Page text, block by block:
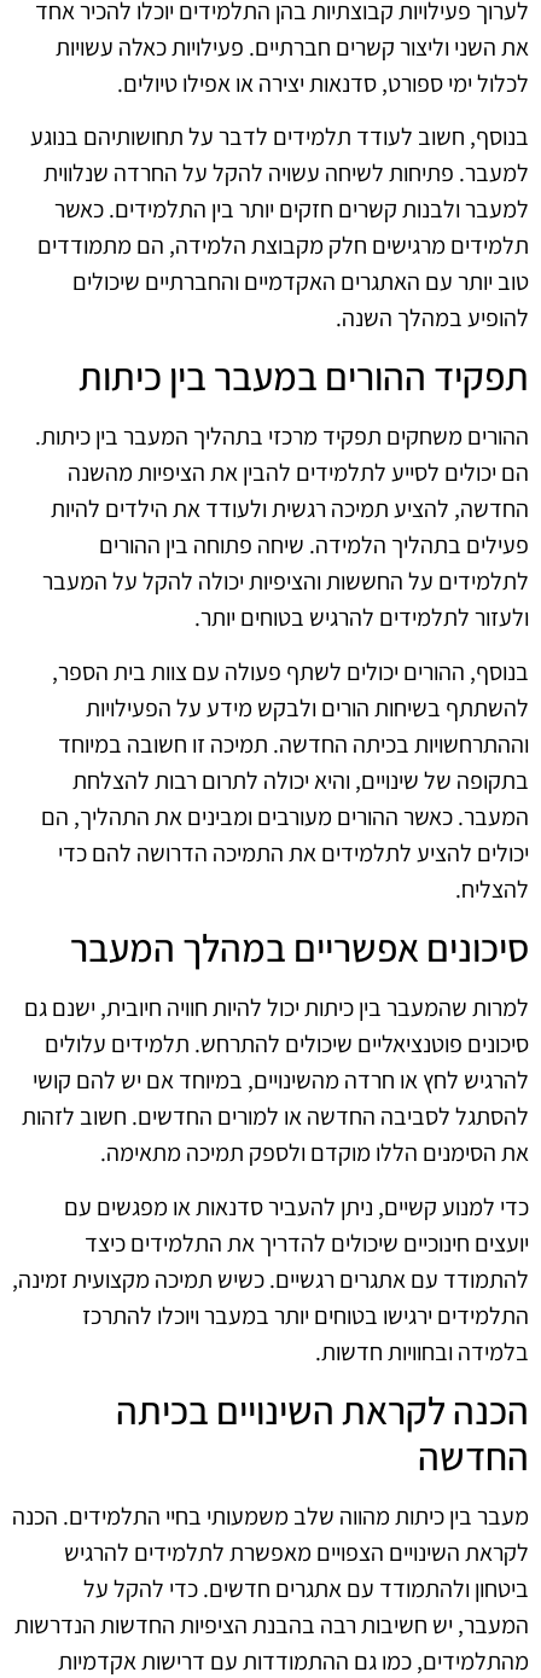
לערוך פעילויות קבוצתיות בהן התלמידים יוכלו להכיר אחד
את השני וליצור קשרים חברתיים. פעילויות כאלה עשויות
לכלול ימי ספורט, סדנאות יצירה או אפילו טיולים.
בנוסף, חשוב לעודד תלמידים לדבר על תחושותיהם בנוגע
למעבר. פתיחות לשיחה עשויה להקל על החרדה שנלווית
למעבר ולבנות קשרים חזקים יותר בין התלמידים. כאשר
תלמידים מרגישים חלק מקבוצת הלמידה, הם מתמודדים
טוב יותר עם האתגרים האקדמיים והחברתיים שיכולים
להופיע במהלך השנה.
תפקיד ההורים במעבר בין כיתות
ההורים משחקים תפקיד מרכזי בתהליך המעבר בין כיתות.
הם יכולים לסייע לתלמידים להבין את הציפיות מהשנה
החדשה, להציע תמיכה רגשית ולעודד את הילדים להיות
פעילים בתהליך הלמידה. שיחה פתוחה בין ההורים
לתלמידים על החששות והציפיות יכולה להקל על המעבר
ולעזור לתלמידים להרגיש בטוחים יותר.
בנוסף, ההורים יכולים לשתף פעולה עם צוות בית הספר,
להשתתף בשיחות הורים ולבקש מידע על הפעילויות
וההתרחשויות בכיתה החדשה. תמיכה זו חשובה במיוחד
בתקופה של שינויים, והיא יכולה לתרום רבות להצלחת
המעבר. כאשר ההורים מעורבים ומבינים את התהליך, הם
יכולים להציע לתלמידים את התמיכה הדרושה להם כדי
להצליח.
סיכונים אפשריים במהלך המעבר
למרות שהמעבר בין כיתות יכול להיות חוויה חיובית, ישנם גם
סיכונים פוטנציאליים שיכולים להתרחש. תלמידים עלולים
להרגיש לחץ או חרדה מהשינויים, במיוחד אם יש להם קושי
להסתגל לסביבה החדשה או למורים החדשים. חשוב לזהות
את הסימנים הללו מוקדם ולספק תמיכה מתאימה.
כדי למנוע קשיים, ניתן להעביר סדנאות או מפגשים עם
יועצים חינוכיים שיכולים להדריך את התלמידים כיצד
להתמודד עם אתגרים רגשיים. כשיש תמיכה מקצועית זמינה,
התלמידים ירגישו בטוחים יותר במעבר ויוכלו להתרכז
בלמידה ובחוויות חדשות.
הכנה לקראת השינויים בכיתה
החדשה
מעבר בין כיתות מהווה שלב משמעותי בחיי התלמידים. הכנה
לקראת השינויים הצפויים מאפשרת לתלמידים להרגיש
ביטחון ולהתמודד עם אתגרים חדשים. כדי להקל על
המעבר, יש חשיבות רבה בהבנת הציפיות החדשות הנדרשות
מהתלמידים, כמו גם ההתמודדות עם דרישות אקדמיות